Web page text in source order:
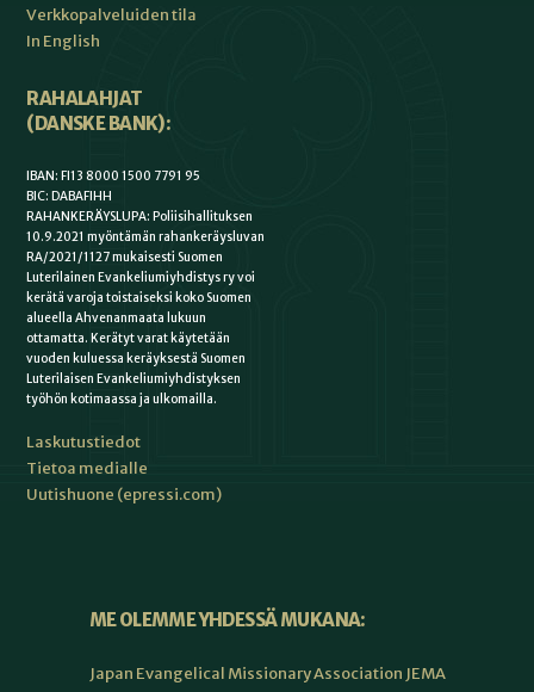
Verkkopalveluiden tila
In English
RAHALAHJAT
(DANSKE BANK):
IBAN: FI13 8000 1500 7791 95
BIC: DABAFIHH
RAHANKERÄYSLUPA: Poliisihallituksen
10.9.2021 myöntämän rahankeräysluvan
RA/2021/1127 mukaisesti Suomen
Luterilainen Evankeliumiyhdistys ry voi
kerätä varoja toistaiseksi koko Suomen
alueella Ahvenanmaata lukuun
ottamatta. Kerätyt varat käytetään
vuoden kuluessa keräyksestä Suomen
Luterilaisen Evankeliumiyhdistyksen
työhön kotimaassa ja ulkomailla.
Laskutustiedot
Tietoa medialle
Uutishuone (epressi.com)
ME OLEMME YHDESSÄ MUKANA:
Japan Evangelical Missionary Association JEMA